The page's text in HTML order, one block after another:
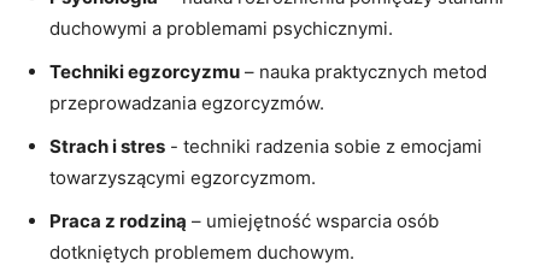
duchowymi a problemami psychicznymi.
Techniki egzorcyzmu – nauka praktycznych metod
przeprowadzania egzorcyzmów.
Strach i stres ⁣-⁤ techniki radzenia sobie z emocjami
towarzyszącymi‍ egzorcyzmom.
Praca z rodziną – umiejętność wsparcia osób
dotkniętych problemem duchowym.